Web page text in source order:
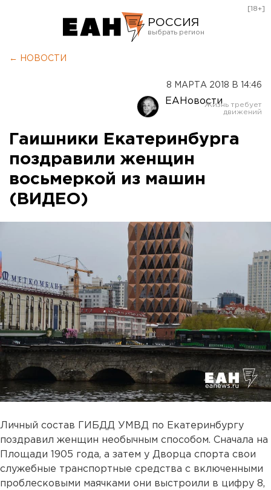
РОССИЯ
Оренбург
[18+]
← НОВОСТИ
8 МАРТА 2018 В 14:46
ЕАНовости
Гаишники Екатеринбурга
поздравили женщин
восьмеркой из машин
(ВИДЕО)
Личный состав ГИБДД УМВД по Екатеринбургу
поздравил женщин необычным способом. Сначала на
Площади 1905 года, а затем у Дворца спорта свои
служебные транспортные средства с включенными
проблесковыми маячками они выстроили в цифру 8,